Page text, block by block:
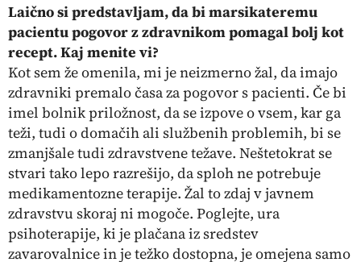
Laično si predstavljam, da bi marsikateremu
pacientu pogovor z zdravnikom pomagal bolj kot
recept. Kaj menite vi?
Kot sem že omenila, mi je neizmerno žal, da imajo
zdravniki premalo časa za pogovor s pacienti. Če bi
imel bolnik priložnost, da se izpove o vsem, kar ga
teži, tudi o domačih ali službenih problemih, bi se
zmanjšale tudi zdravstvene težave. Neštetokrat se
stvari tako lepo razrešijo, da sploh ne potrebuje
medikamentozne terapije. Žal to zdaj v javnem
zdravstvu skoraj ni mogoče. Poglejte, ura
psihoterapije, ki je plačana iz sredstev
zavarovalnice in je težko dostopna, je omejena samo